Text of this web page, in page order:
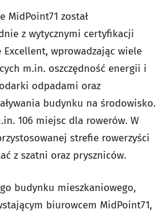
MidPoint71 został
z wytycznymi certyfikacji
Excellent, wprowadzając wiele
m.in. oszczędność energii i
odpadami oraz
budynku na środowisko.
106 miejsc dla rowerów. W
strefie rowerzyści
z szatni oraz pryszniców.
budynku mieszkaniowego,
biurowcem MidPoint71,